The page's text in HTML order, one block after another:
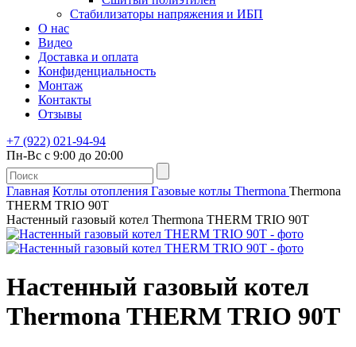
Стабилизаторы напряжения и ИБП
О нас
Видео
Доставка и оплата
Конфиденциальность
Монтаж
Контакты
Отзывы
+7 (922) 021-94-94
Пн-Вс с 9:00 до 20:00
Главная Котлы отопления Газовые котлы Thermona Thermona
THERM TRIO 90T
Настенный газовый котел Thermona THERM TRIO 90T
Настенный газовый котел
Thermona THERM TRIO 90T